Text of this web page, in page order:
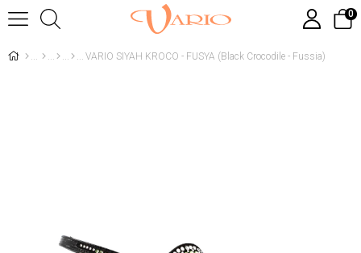
0
VARIO SIYAH KROCO - FUSYA (Black Crocodile - Fussia)